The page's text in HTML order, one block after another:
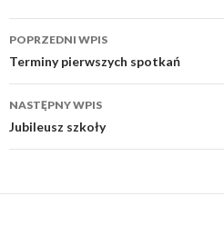
Zobacz
wpisy
POPRZEDNI WPIS
Terminy pierwszych spotkań
NASTĘPNY WPIS
Jubileusz szkoły